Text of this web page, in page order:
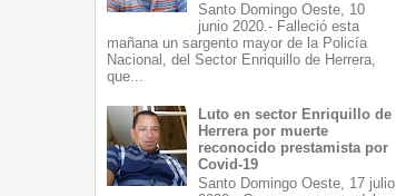
Santo Domingo Oeste, 10
junio 2020.- Falleció esta
mañana un sargento mayor de la Policía
Nacional, del Sector Enriquillo de Herrera,
que...
Luto en sector Enriquillo de
Herrera por muerte
reconocido prestamista por
Covid-19
Santo Domingo Oeste, 17 julio